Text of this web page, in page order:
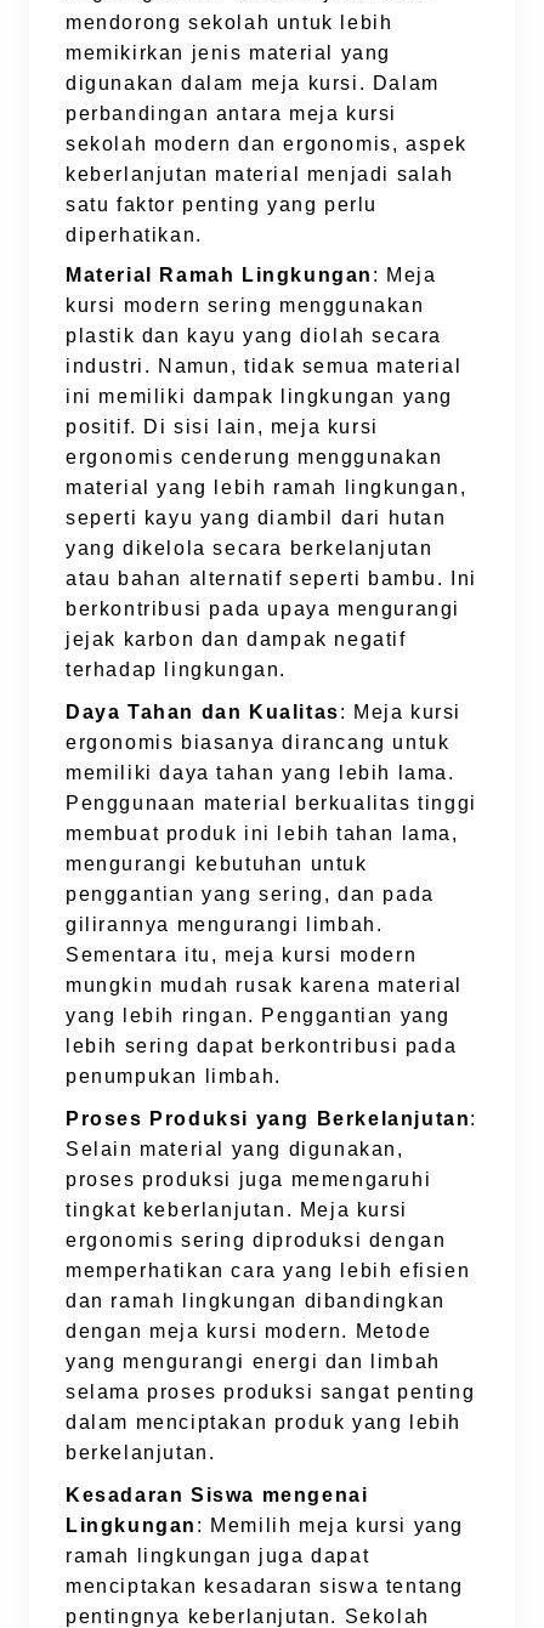
mendorong sekolah untuk lebih
memikirkan jenis material yang
digunakan dalam meja kursi. Dalam
perbandingan antara meja kursi
sekolah modern dan ergonomis, aspek
keberlanjutan material menjadi salah
satu faktor penting yang perlu
diperhatikan.
Material Ramah Lingkungan : Meja
kursi modern sering menggunakan
plastik dan kayu yang diolah secara
industri. Namun, tidak semua material
ini memiliki dampak lingkungan yang
positif. Di sisi lain, meja kursi
ergonomis cenderung menggunakan
material yang lebih ramah lingkungan,
seperti kayu yang diambil dari hutan
yang dikelola secara berkelanjutan
atau bahan alternatif seperti bambu. Ini
berkontribusi pada upaya mengurangi
jejak karbon dan dampak negatif
terhadap lingkungan.
Daya Tahan dan Kualitas: Meja kursi
ergonomis biasanya dirancang untuk
memiliki daya tahan yang lebih lama.
Penggunaan material berkualitas tinggi
membuat produk ini lebih tahan lama,
mengurangi kebutuhan untuk
penggantian yang sering, dan pada
gilirannya mengurangi limbah.
Sementara itu, meja kursi modern
mungkin mudah rusak karena material
yang lebih ringan. Penggantian yang
lebih sering dapat berkontribusi pada
penumpukan limbah.
Proses Produksi yang Berkelanjutan:
Selain material yang digunakan,
proses produksi juga memengaruhi
tingkat keberlanjutan. Meja kursi
ergonomis sering diproduksi dengan
memperhatikan cara yang lebih efisien
dan ramah lingkungan dibandingkan
dengan meja kursi modern. Metode
yang mengurangi energi dan limbah
selama proses produksi sangat penting
dalam menciptakan produk yang lebih
berkelanjutan.
Kesadaran Siswa mengenai
Lingkungan : Memilih meja kursi yang
ramah lingkungan juga dapat
menciptakan kesadaran siswa tentang
pentingnya keberlanjutan. Sekolah